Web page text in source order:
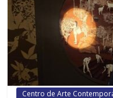
Centro de Arte